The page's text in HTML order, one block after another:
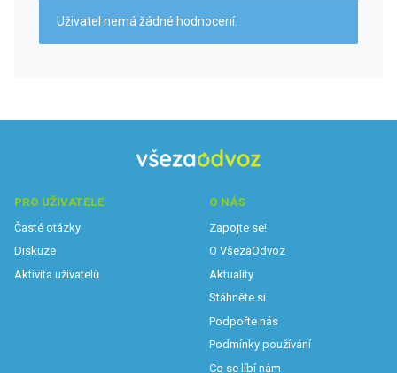
Uživatel nemá žádné hodnocení.
PRO UŽIVATELE
Časté otázky
Diskuze
Aktivita uživatelů
O NÁS
Zapojte se!
O VšezaOdvoz
Aktuality
Stáhněte si
Podpořte nás
Podmínky používání
Co se líbí nám